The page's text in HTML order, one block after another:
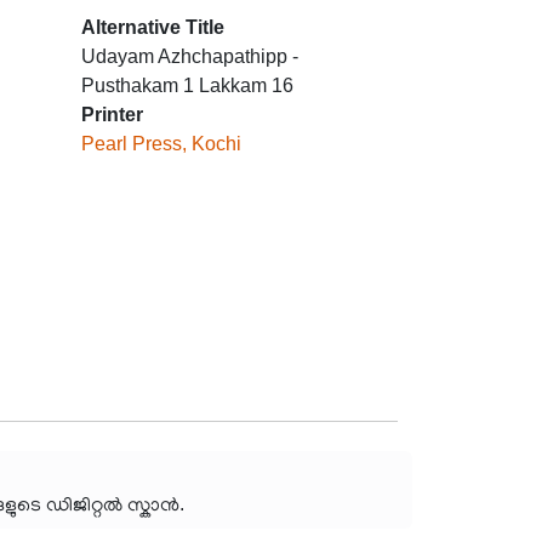
Alternative Title
Udayam Azhchapathipp -
Pusthakam 1 Lakkam 16
Printer
Pearl Press, Kochi
ഡിജിറ്റൽ സ്കാൻ.